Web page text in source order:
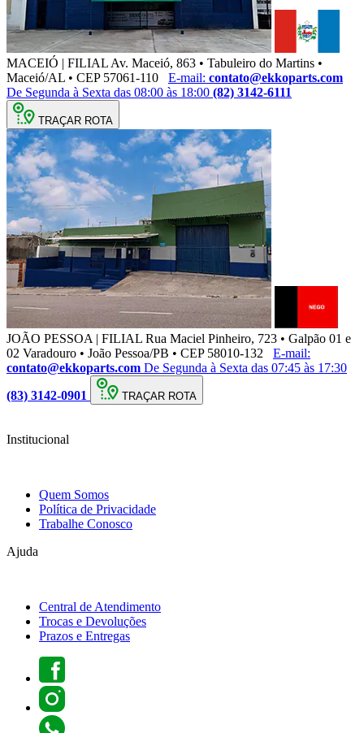
MACEIÓ | FILIAL Av. Maceió, 863 • Tabuleiro do Martins •
Maceió/AL • CEP 57061-110
E-mail: contato@ekkoparts.com
De Segunda à Sexta das 08:00 às 18:00 (82) 3142-6111
TRAÇAR ROTA
JOÃO PESSOA | FILIAL Rua Maciel Pinheiro, 723 • Galpão 01 e
02 Varadouro • João Pessoa/PB • CEP 58010-132
E-mail:
contato@ekkoparts.com De Segunda à Sexta das 07:45 às 17:30
(83) 3142-0901
TRAÇAR ROTA
Institucional
Quem Somos
Política de Privacidade
Trabalhe Conosco
Ajuda
Central de Atendimento
Trocas e Devoluções
Prazos e Entregas